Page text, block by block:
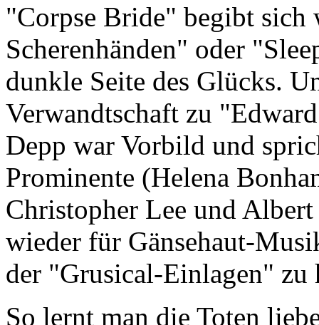
"Corpse Bride" begibt
Scherenhänden" oder
dunkle Seite des Glücks.
Verwandtschaft zu
Depp war Vorbild und
Prominente (Helena
Christopher Lee und
wieder für Gänsehaut-
der "Grusical-Einlagen" zu
So lernt man die Toten